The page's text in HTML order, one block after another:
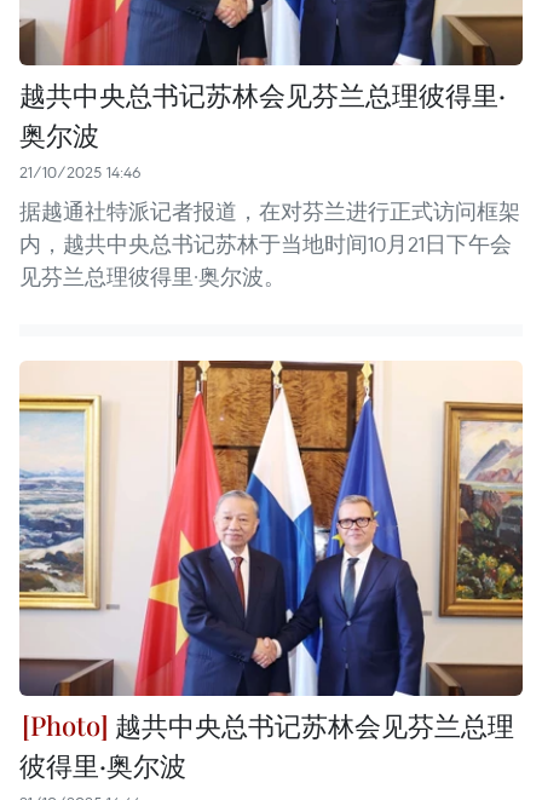
越共中央总书记苏林会见芬兰总理彼得里·
奥尔波
21/10/2025 14:46
据越通社特派记者报道，在对芬兰进行正式访问框架
内，越共中央总书记苏林于当地时间10月21日下午会
见芬兰总理彼得里·奥尔波。
越共中央总书记苏林会见芬兰总理
彼得里·奥尔波